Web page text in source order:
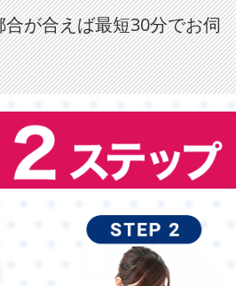
が合えば最短30分でお伺